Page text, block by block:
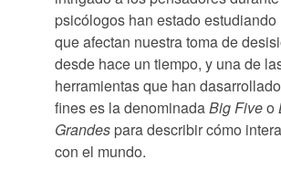
psicólogos han estado estudiando
que afectan nuestra toma de
desde hace un tiempo, y una de
herramientas que han
fines es la denominadaBig Fiveo
Grandespara describir cómo
con el mundo.